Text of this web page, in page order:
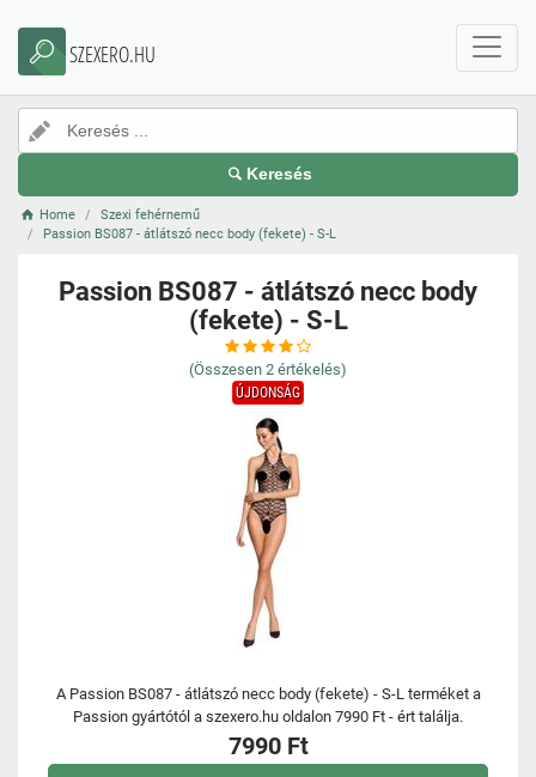
SZEXERO.HU
Keresés
Home
Szexi fehérnemű
Passion BS087 - átlátszó necc body (fekete) - S-L
Passion BS087 - átlátszó necc body
(fekete) - S-L
(Összesen 2 értékelés)
ÚJDONSÁG
A Passion BS087 - átlátszó necc body (fekete) - S-L terméket a
Passion gyártótól a szexero.hu oldalon 7990 Ft - ért találja.
7990 Ft